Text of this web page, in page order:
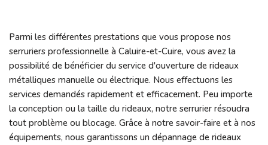
Parmi les différentes prestations que vous propose nos
serruriers professionnelle à Caluire-et-Cuire, vous avez la
possibilité de bénéficier du service d'ouverture de rideaux
métalliques manuelle ou électrique. Nous effectuons les
services demandés rapidement et efficacement. Peu importe
la conception ou la taille du rideaux, notre serrurier résoudra
tout problème ou blocage. Grâce à notre savoir-faire et à nos
équipements, nous garantissons un dépannage de rideaux